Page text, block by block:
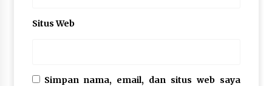
Situs Web
Simpan nama, email, dan situs web saya